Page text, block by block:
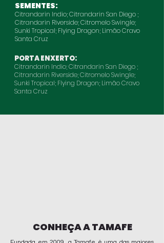
SEMENTES:
Citrandarin Indio; Citrandarin San Diego ;
Citrandarin Riverside; Citromelo Swingle;
Sunki Tropical; Flying Dragon; Limão Cravo
Santa Cruz
PORTA ENXERTO:
Citrandarin Indio; Citrandarin San Diego ;
Citrandarin Riverside; Citromelo Swingle;
Sunki Tropical; Flying Dragon; Limão Cravo
Santa Cruz
CONHEÇA A TAMAFE